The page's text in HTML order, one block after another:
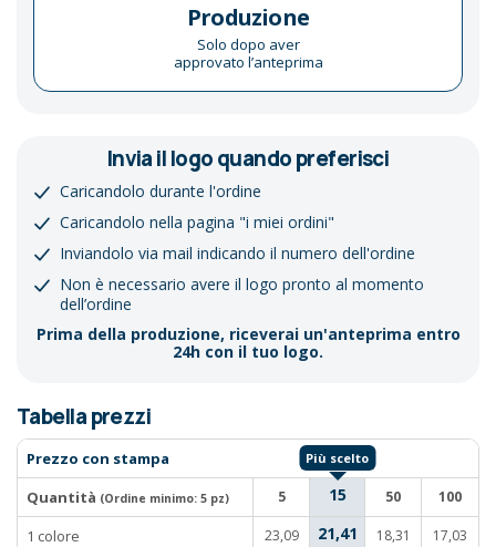
Produzione
Solo dopo aver
approvato l’anteprima
Invia il logo quando preferisci
Caricandolo durante l'ordine
Caricandolo nella pagina "i miei ordini"
Inviandolo via mail indicando il numero dell'ordine
Non è necessario avere il logo pronto al momento
dell’ordine
Prima della produzione, riceverai un'anteprima entro
24h con il tuo logo.
Tabella prezzi
Prezzo con stampa
Quantità (Ordine minimo: 5 pz) 5 15 50 100
1 colore 23,09 21,41 18,31 17,03